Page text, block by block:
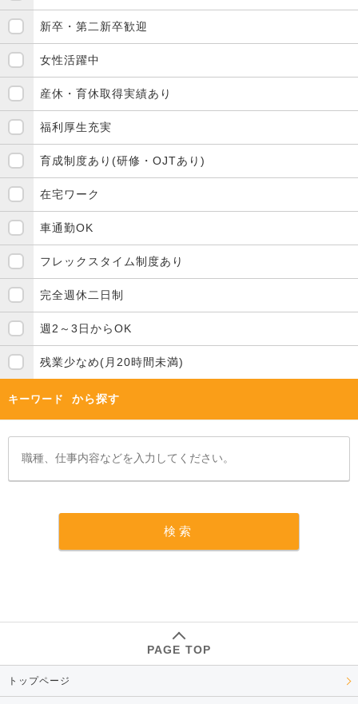
新卒・第二新卒歓迎
女性活躍中
産休・育休取得実績あり
福利厚生充実
育成制度あり(研修・OJTあり)
在宅ワーク
車通勤OK
フレックスタイム制度あり
完全週休二日制
週2～3日からOK
残業少なめ(月20時間未満)
キーワード から探す
PAGE TOP
トップページ